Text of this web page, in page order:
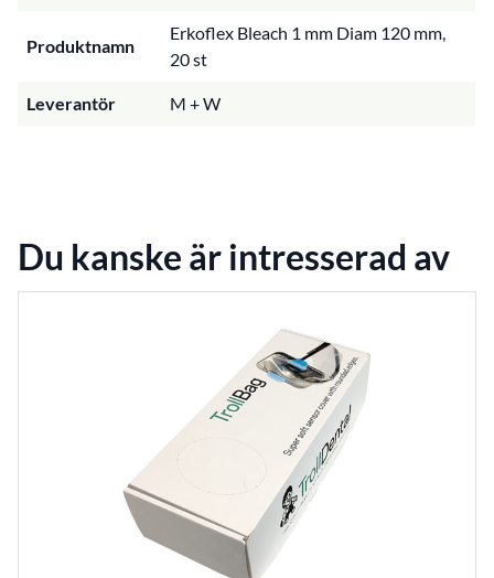
Produktnamn
Erkoflex Bleach 1 mm Diam 120 mm,
20 st
Leverantör M + W
Du kanske är intresserad av